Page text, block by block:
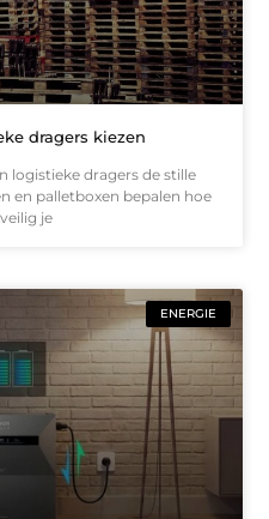
dragers kiezen
logistieke dragers de stille
en palletboxen bepalen hoe
je
ENERGIE